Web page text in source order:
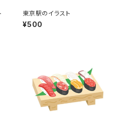
東京駅のイラスト
¥500